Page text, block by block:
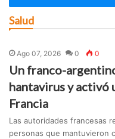
Salud
Ago 07, 2026 0 0
Un franco-
hantavirus y activó
Francia
Las autoridades francesas
personas que mantuvieron